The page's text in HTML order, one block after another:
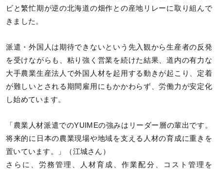
ビと繁忙期が逆の北海道の畑作との産地リレーに取り組んで
きました。
派遣・外国人は期待できないという先入観から生産者の反発
を受けながらも、粘り強く営業を続けた結果、道内の有力な
大手農業生産法人で外国人材を起用する動きが起こり、定着
が難しいとされる期間雇用にもかかわらず、労働力が安定化
し始めています。
「農業人材派遣でのYUIMEの強みはリーダー層の輩出です。
将来的に日本の農業現場や地域を支える人材の育成に重きを
置いています。」（江城さん）
さらに、労務管理、人材育成、作業配分、コスト管理を